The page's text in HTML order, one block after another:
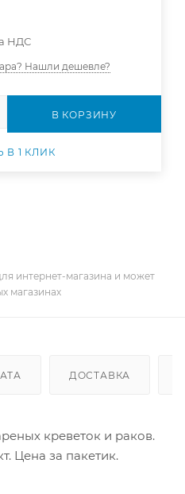
НДС
Нашли дешевле?
В КОРЗИНУ
В 1 КЛИК
интернет-магазина и может
магазинах
ДОСТАВКА
креветок и раков.
Цена за пакетик.